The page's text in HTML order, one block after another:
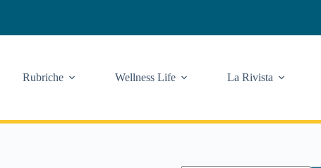
Rubriche Wellness Life La Rivista